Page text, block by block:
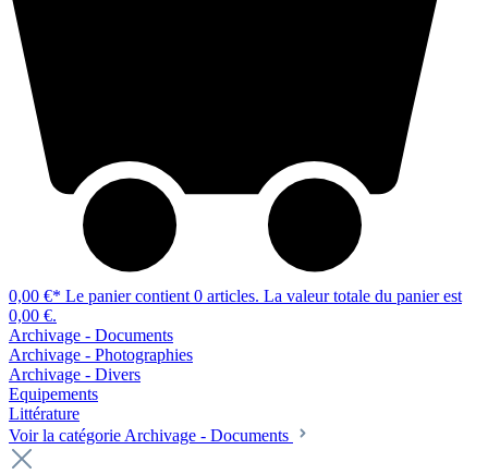
0,00 €* Le panier contient 0 articles. La valeur totale du panier est
0,00 €.
Archivage - Documents
Archivage - Photographies
Archivage - Divers
Equipements
Littérature
Voir la catégorie Archivage - Documents